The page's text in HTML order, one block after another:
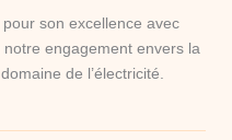
son excellence avec
engagement envers la
de l’électricité.